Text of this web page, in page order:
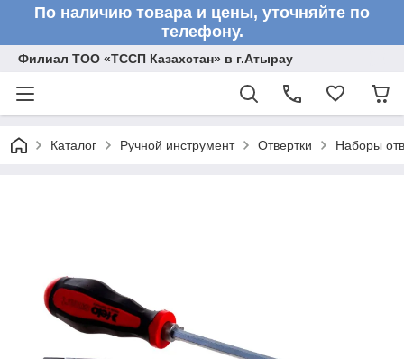
По наличию товара и цены, уточняйте по
телефону.
Филиал ТОО «ТССП Казахстан» в г.Атырау
Каталог Ручной инструмент Отвертки Наборы